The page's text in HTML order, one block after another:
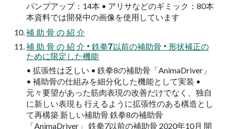
パンプアップ：14本 • アリサなどのギミック：80本
本資料では開発中の画像を使用しています
補 助 骨 の 紹 介
補 助 骨 の 紹 介 • 鉄拳7以前の補助骨 • 形状補正の
ために限定した機能
• 拡張性は乏しい • 鉄拳8の補助骨「AnimaDriver」
• 補助骨の仕組みを細分化した機能として実装 •
元々要望があった筋肉表現の改善だけでなく、独自
に新しい表現も 行えるように拡張性のある構造とし
て再構築 新しい補助骨 鉄拳8の補助骨
「AnimaDriver」 鉄拳7以前の補助骨 2020年10月 開